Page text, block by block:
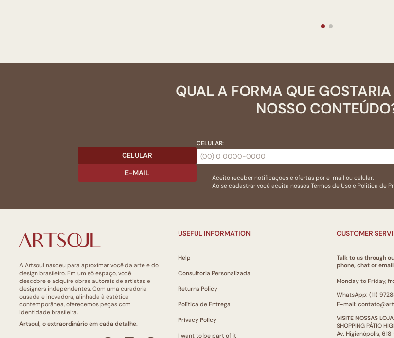
QUAL A FORMA QUE
NOSSO
CELULAR
E-MAIL
CELULAR:
Aceito receber notificações e ofertas por e-mail ou celular.
Ao se cadastrar você aceita nossosTermos de Usoe Politica de
A Artsoul nasceu para aproximar você da arte e do
design brasileiro. Em um só espaço, você
descobre e adquire obras autorais de artistas e
designers independentes. Com uma curadoria
ousada e inovadora, alinhada à estética
contemporânea, oferecemos peças com
identidade brasileira.
Artsoul, o extraordinário em cada detalhe.
USEFUL INFORMATION
Help
Consultoria Personalizada
Returns Policy
Política de Entrega
Privacy Policy
I want to be part of it
CUSTOMER
Talk to us through
phone, chat or
Monday to Friday,
WhatsApp: (11)
E-mail:
VISITE NOSSAS
SHOPPING PÁTIO
Av. Higienópolis,